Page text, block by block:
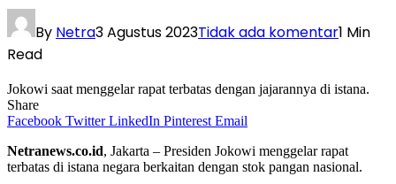
By Netra3 Agustus 2023Tidak ada komentar1 Min
Read
Jokowi saat menggelar rapat terbatas dengan jajarannya di istana.
Share
Facebook Twitter LinkedIn Pinterest Email
Netranews.co.id, Jakarta – Presiden Jokowi menggelar rapat
terbatas di istana negara berkaitan dengan stok pangan nasional.